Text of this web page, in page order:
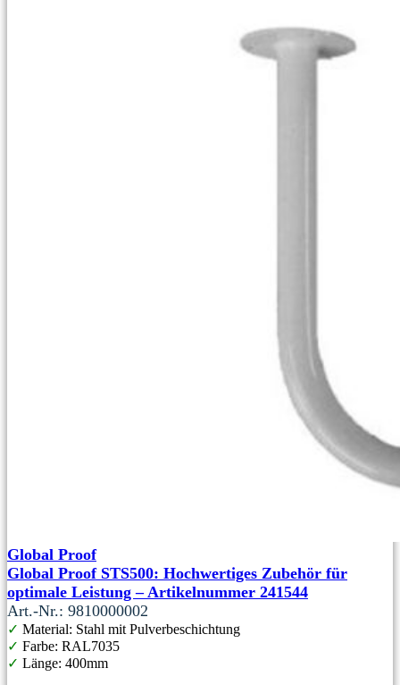
Global Proof
Global Proof STS500: Hochwertiges Zubehör für
optimale Leistung – Artikelnummer 241544
Art.-Nr.: 9810000002
✓ Material: Stahl mit Pulverbeschichtung
✓ Farbe: RAL7035
✓ Länge: 400mm